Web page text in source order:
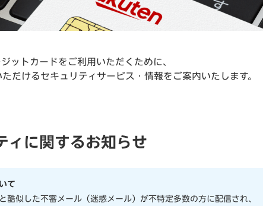
ットカードをご利用いただくために、
だけるセキュリティサービス・情報をご案内いたします。
ィに関するお知らせ
て
酷似した不審メール（迷惑メール）が不特定多数の方に配信され、